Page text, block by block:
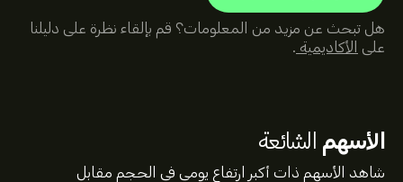
الأسهم الشائعة
شاهد الأسهم ذات أكبر ارتفاع يومي في الحجم مقابل
هل تبحث عن مزيد من المعلومات؟ قم بإلقاء نظرة على دليلنا
على
الأكاديمية .